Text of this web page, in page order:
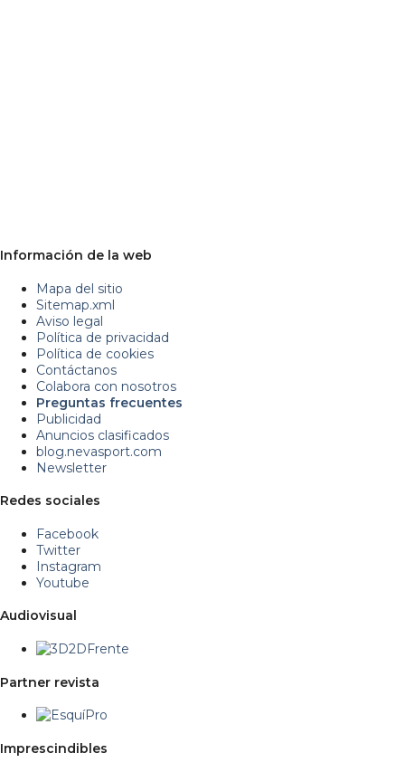
Información de la web
Mapa del sitio
Sitemap.xml
Aviso legal
Política de privacidad
Política de cookies
Contáctanos
Colabora con nosotros
Preguntas frecuentes
Publicidad
Anuncios clasificados
blog.nevasport.com
Newsletter
Redes sociales
Facebook
Twitter
Instagram
Youtube
Audiovisual
Partner revista
Imprescindibles